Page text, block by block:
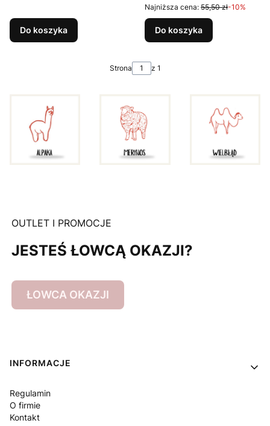
Do koszyka
Najniższa cena: 55,50 zł-10%
Do koszyka
Strona z 1
OUTLET I PROMOCJE
JESTEŚ ŁOWCĄ OKAZJI?
ŁOWCA OKAZJI
Linki w stopce
INFORMACJE
Regulamin
O firmie
Kontakt